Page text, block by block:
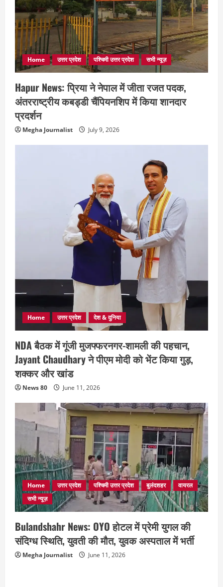
Home उत्तर प्रदेश पश्चिमी उत्तर प्रदेश सभी न्यूज़
Hapur News: प्रिया ने नेपाल में जीता रजत पदक,
अंतरराष्ट्रीय कबड्डी चैंपियनशिप में किया शानदार
प्रदर्शन
Megha Journalist July 9, 2026
Home उत्तर प्रदेश देश & दुनिया
NDA बैठक में गूंजी मुजफ्फरनगर-शामली की पहचान,
Jayant Chaudhary ने पीएम मोदी को भेंट किया गुड़,
शक्कर और खांड
News 80 June 11, 2026
Home उत्तर प्रदेश पश्चिमी उत्तर प्रदेश बुलंदशहर
वायरल
सभी न्यूज़
Bulandshahr News: OYO होटल में प्रेमी युगल की
संदिग्ध स्थिति, युवती की मौत, युवक अस्पताल में भर्ती
Megha Journalist June 11, 2026